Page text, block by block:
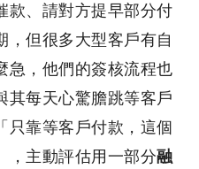
款、請對方提早部分付
，但很多大型客戶有自
急，他們的簽核流程也
其每天心驚膽跳等客戶
只靠等客戶付款，這個
，主動評估用一部分融